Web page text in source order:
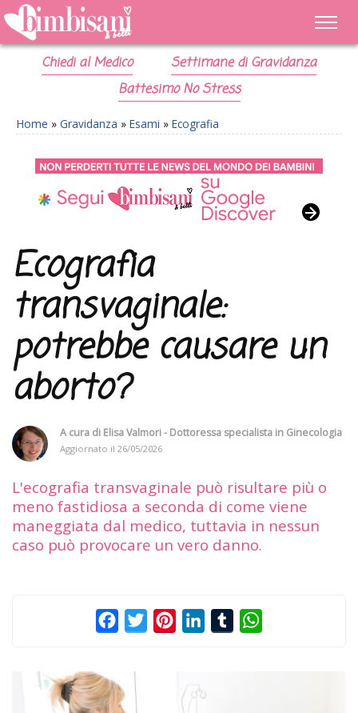
Chiedi al Medico
Settimane di Gravidanza
Battesimo No Stress
Home » Gravidanza » Esami » Ecografia
Ecografia
transvaginale:
potrebbe causare un
aborto?
A cura di Elisa Valmori - Dottoressa specialista in Ginecologia
Aggiornato il 26/05/2026
L'ecografia transvaginale può risultare più o
meno fastidiosa a seconda di come viene
maneggiata dal medico, tuttavia in nessun
caso può provocare un vero danno.
FacebookTwitterPinterestLinkedInTumblr